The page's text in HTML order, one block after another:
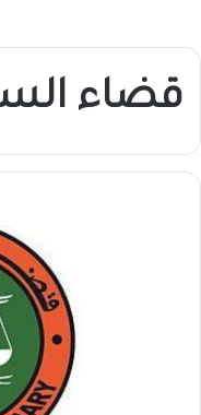
قضاء